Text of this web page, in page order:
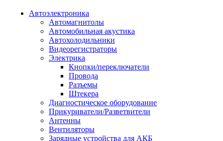
Автоэлектроника
Автомагнитолы
Автомобильная акустика
Автохолодильники
Видеорегистраторы
Электрика
Кнопки/переключатели
Провода
Разъемы
Штекера
Диагностическое оборудование
Прикуриватели/Разветвители
Антенны
Вентиляторы
Зарядные устройства для АКБ